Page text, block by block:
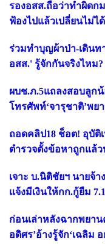
รองอสส.ถือว่าทำผิด
ฟ้องไปแล้วเปลี่ยนไม่ได้
ร่วมทำบุญผ้าป่า-เดินท
อสส.' รู้จักกันจริงไหม?
ผบช.ภ.5แถลงสอบลูกน้
โทรศัพท์‘จารุชาติ’พย
ถอดคลิป18 ช็อต! อุบัติ
ตำรวจตั้งข้อหาถูกแล้ว
เจาะ บ.นิติชัยฯ นายจ้
แจ้งมีเงินให้กก.กู้ยืม
ก่อนเล่าหลังฉากพยาน
อดิศร’อ้างรู้จัก‘เฉลิม อ